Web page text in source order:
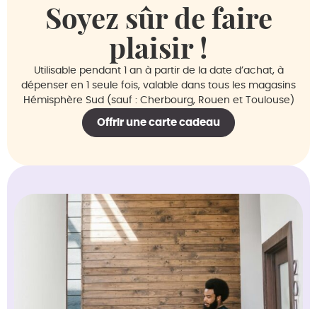
Soyez sûr de faire
plaisir !
Utilisable pendant 1 an à partir de la date d’achat, à
dépenser en 1 seule fois, valable dans tous les magasins
Hémisphère Sud (sauf : Cherbourg, Rouen et Toulouse)
Offrir une carte cadeau